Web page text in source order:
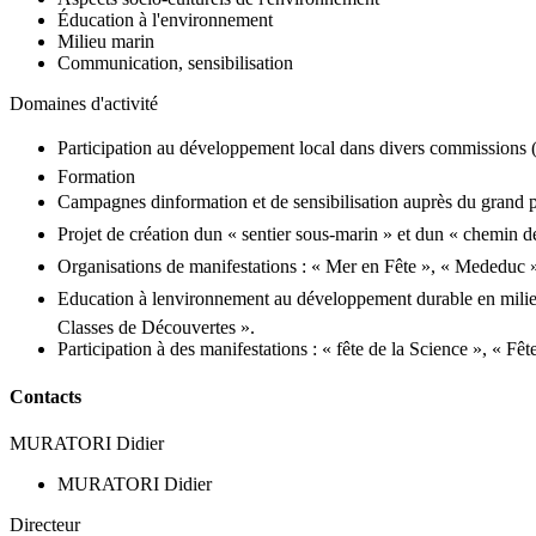
Éducation à l'environnement
Milieu marin
Communication, sensibilisation
Domaines d'activité
Participation au développement local dans divers commissions
Formation
Campagnes dinformation et de sensibilisation auprès du
Projet de création dun « sentier sous-marin » et dun « chemin
Organisations de manifestations : « Mer en Fête », « Mededuc
Education à lenvironnement au développement durable en
Classes de Découvertes ».
Participation à des manifestations : « fête de la Science », «
Contacts
MURATORI Didier
MURATORI Didier
Directeur